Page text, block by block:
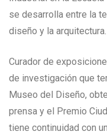
se desarrolla entre la
diseño y la arquitectura.
Curador de
de investigación que
Museo del Diseño,
prensa y el Premio
tiene continuidad con